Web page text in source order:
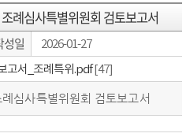
례심사특별위원회 검토보고서
성일 2026-01-27
고서_조례특위.pdf [47]
심사특별위원회 검토보고서